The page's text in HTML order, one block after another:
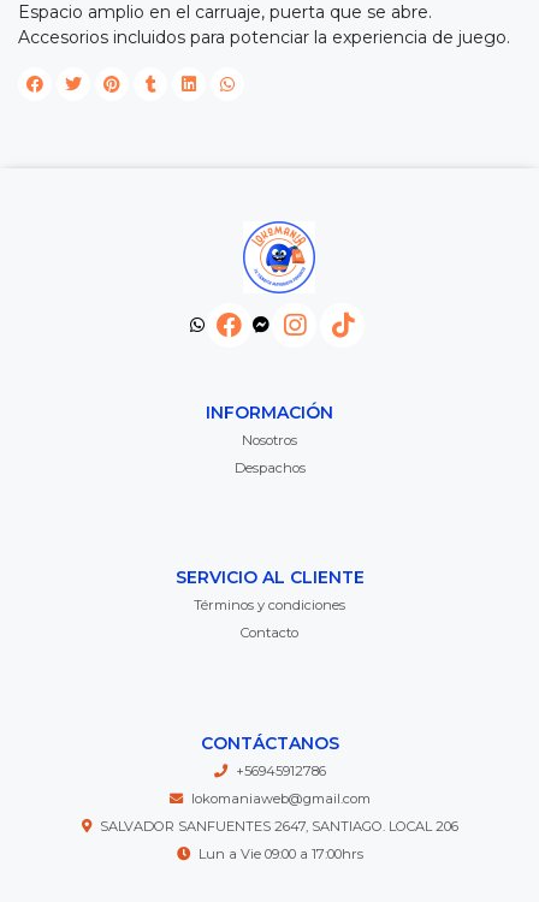
Espacio amplio en el carruaje, puerta que se abre.
Accesorios incluidos para potenciar la experiencia de juego.
INFORMACIÓN
Nosotros
Despachos
SERVICIO AL CLIENTE
Términos y condiciones
Contacto
CONTÁCTANOS
+56945912786
lokomaniaweb@gmail.com
SALVADOR SANFUENTES 2647, SANTIAGO. LOCAL 206
Lun a Vie 09:00 a 17:00hrs